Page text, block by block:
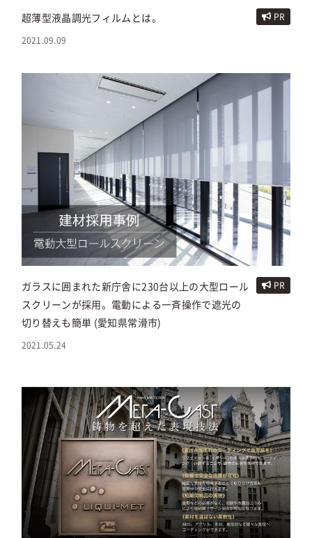
超薄型液晶調光フィルムとは。
PR
2021.09.09
ガラスに囲まれた新庁舎に230台以上の大型ロール
スクリーンが採用。電動による一斉操作で遮光の
切り替えも簡単 (愛知県常滑市)
PR
2021.05.24